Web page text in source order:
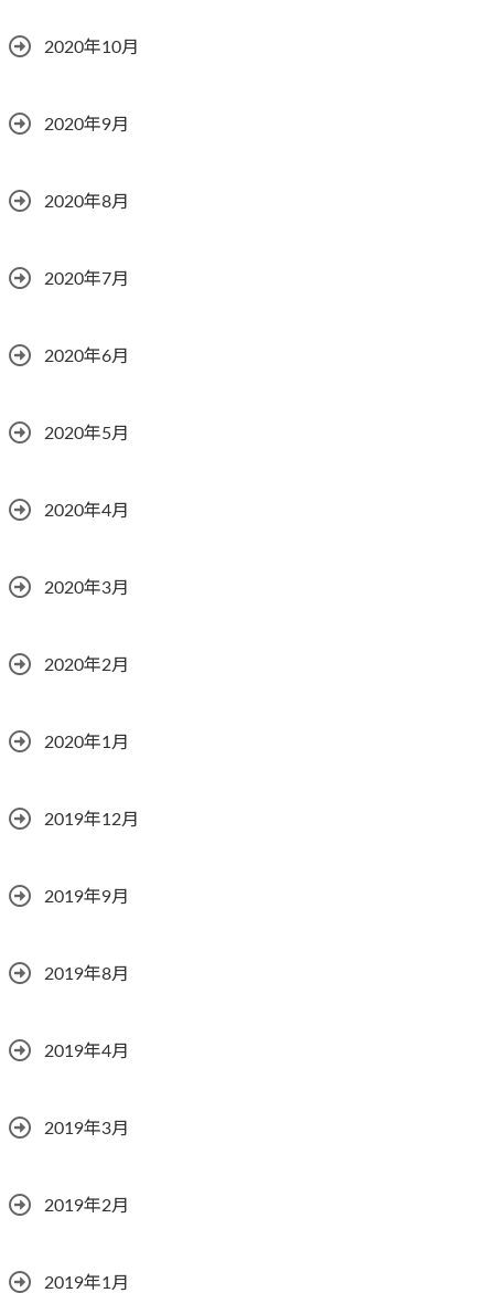
2020年10月
2020年9月
2020年8月
2020年7月
2020年6月
2020年5月
2020年4月
2020年3月
2020年2月
2020年1月
2019年12月
2019年9月
2019年8月
2019年4月
2019年3月
2019年2月
2019年1月